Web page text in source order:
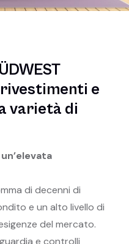
e
varietà di
di decenni di
e un alto livello di
del mercato.
e controlli